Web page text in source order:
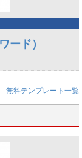
ード）
無料テンプレート一覧